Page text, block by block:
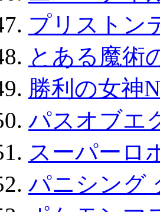
プリストン
とある魔術
勝利の女神
パスオブエ
スーパーロ
パニシング